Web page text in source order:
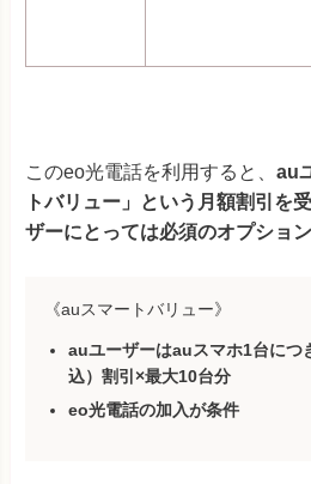
このeo光電話を利用すると、 au
トバリュー」という月額割引を
ザーにとっては必須のオプション
《auスマートバリュー》
auユーザーはauスマホ1台につ
込）割引×最大10台分
eo光電話の加入が条件